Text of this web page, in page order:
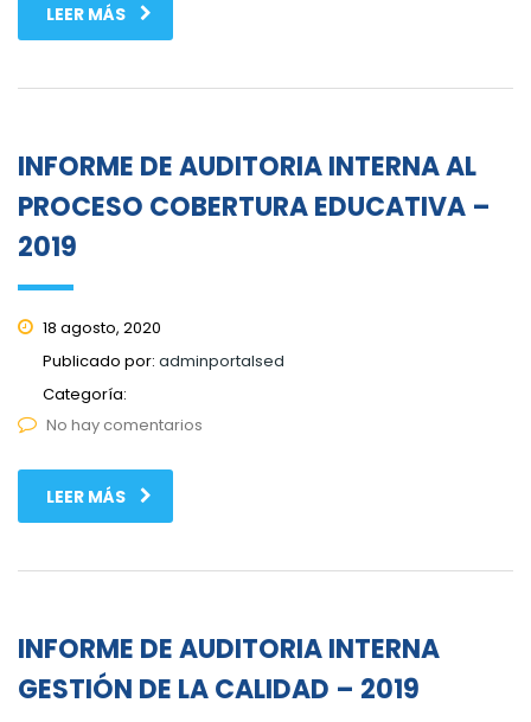
LEER MÁS
INFORME DE AUDITORIA INTERNA AL
PROCESO COBERTURA EDUCATIVA –
2019
18 agosto, 2020
Publicado por: adminportalsed
Categoría:
No hay comentarios
LEER MÁS
INFORME DE AUDITORIA INTERNA
GESTIÓN DE LA CALIDAD – 2019